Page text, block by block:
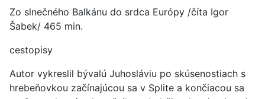
Zo slnečného Balkánu do srdca Európy /číta Igor
Šabek/ 465 min.
cestopisy
Autor vykreslil bývalú Juhosláviu po skúsenostiach s
hrebeňovkou začínajúcou sa v Splite a končiacou sa